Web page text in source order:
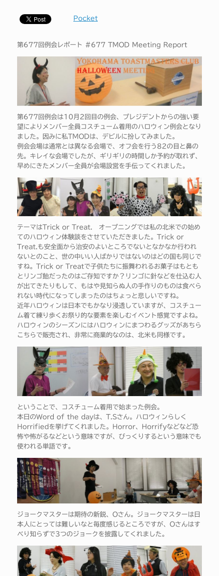
Pocket
第677回例会レポート #677 TMOD Meeting Report
第677回例会は10月2回目の例会、プレジデントからの強い要
望によりメンバー全員コスチューム着用のハロウィン例会となり
ました。因みに私TMODは、デビルに扮してみました。
例会会場は通常とは異なる会場で、オフ会を行う82の目と鼻の
先。キレイな会場でしたが、ギリギリの時間しか予約が取れず、
早めにきたメンバー全員が会場設営を手伝ってくれました。
テーマはTrick or Treat. オープニングでは私の北米での始め
てのハロウィン体験談をさせていただきました。Trick or
Treat.も安全面から治安のよいところでないとなかなか行われ
ないとのこと、世の中いい人ばかりではないのはどの国も同じで
すね。Trick or Treatで子供たちに振舞われるお菓子はもとも
とリンゴ飴だったのはご存知ですか？リンゴに針などを仕込む人
が出てきたりもして、もはや見知らぬ人の手作りのものは食べら
れない時代になってしまったのはちょっと悲しいですね。
近年ハロウィンは日本でもかなり浸透していますが、コスチュー
ム着て練り歩くお祭り的な要素を楽しむイベント感覚ですよね。
ハロウィンのシーズンにはハロウィンにまつわるグッズがあちら
こちらで販売され、非常に商業的なのは、北米も同様です。
ということで、コスチューム着用で始まった例会。
本日のWord of the dayは、T.Sさん。ハロウィンらしく
Horrifiedを挙げてくれました。Horror、Horrifyなどなど恐
怖や怖がるなどという意味ですが、びっくりするという意味でも
使われる単語です。
ジョークマスターは期待の新鋭、Oさん。ジョークマスターは日
本人にとっては難しいなと毎度感じるところですが、Oさんはす
べり知らずで3つのジョークを披露してくれました。